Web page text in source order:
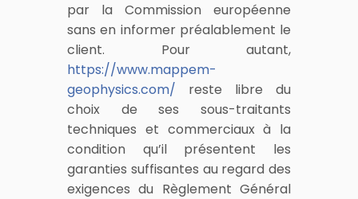
par la Commission européenne
sans en informer préalablement le
client. Pour autant,
https://www.mappem-
geophysics.com/ reste libre du
choix de ses sous-traitants
techniques et commerciaux à la
condition qu’il présentent les
garanties suffisantes au regard des
exigences du Règlement Général